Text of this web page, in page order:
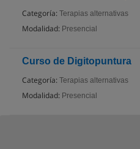
Categoría: Terapias alternativas
Modalidad: Presencial
Curso de Digitopuntura
Categoría: Terapias alternativas
Modalidad: Presencial